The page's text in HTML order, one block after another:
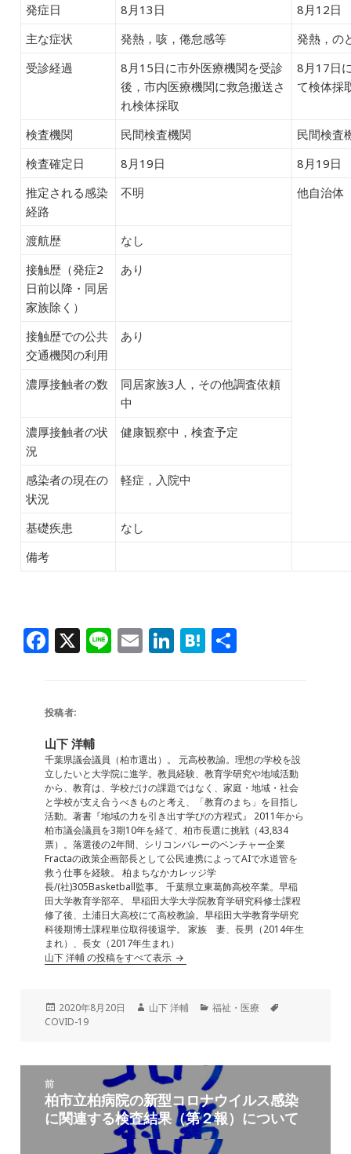
発症日 8月13日
8月12日
主な症状
発熱，咳，倦怠感等
発熱，の
受診経過
8月15日に市外医療機関を受診
後，市内医療機関に救急搬送さ
れ検体採取
8月17日
て検体採
検査機関 民間検査機関
民間検査
検査確定日
8月19日
8月19日
推定される感染
経路
不明 他自治体
渡航歴
なし
接触歴（発症2
日前以降・同居
家族除く）
あり
接触歴での公共
交通機関の利用
あり
濃厚接触者の数
同居家族3人，その他調査依頼
中
濃厚接触者の状
況
健康観察中，検査予定
感染者の現在の
状況
軽症，入院中
基礎疾患
なし
備考
F
e
b
o
o
k
X Li E Li
n
H
投稿者:
山下 洋輔
千葉県議会議員（柏市選出）。 元高校教諭。理想の学校を設
立したいと大学院に進学。教員経験、教育学研究や地域活動
から、教育は、学校だけの課題ではなく、家庭・地域・社会
と学校が支え合うべきものと考え、「教育のまち」を目指し
活動。著書『地域の力を引き出す学びの方程式』 2011年から
柏市議会議員を3期10年を経て、柏市長選に挑戦（43,834
票）。落選後の2年間、シリコンバレーのベンチャー企業
Fractaの政策企画部長として公民連携によってAIで水道管を
救う仕事を経験。 柏まちなかカレッジ学
長/(社)305Basketball監事。 千葉県立東葛飾高校卒業。早稲
田大学教育学部卒。 早稲田大学大学院教育学研究科修士課程
修了後、土浦日大高校にて高校教諭。早稲田大学教育学研究
科後期博士課程単位取得後退学。 家族 妻、長男（2014年生
まれ）、長女（2017年生まれ）
山下 洋輔 の投稿をすべて表示
投
稿
2020年8月20日
作
山下 洋輔
カ
ー
福祉・医療
COVID-19
前
前
の
柏市立柏病院の新型コロナウイルス感染
に関連する検査結果（第２報）について